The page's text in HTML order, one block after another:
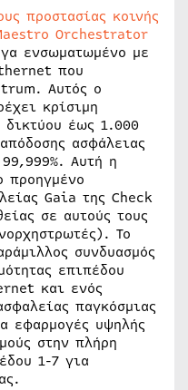
προστασίας κοινής
Orchestrator
ενσωματωμένο με
που
Αυτός ο
κρίσιμη
δικτύου έως 1.000
ασφάλειας
Αυτή η
προηγμένο
Gaia της Check
σε αυτούς τους
Το
συνδυασμός
επιπέδου
και ενός
παγκόσμιας
εφαρμογές υψηλής
στην πλήρη
1-7 για